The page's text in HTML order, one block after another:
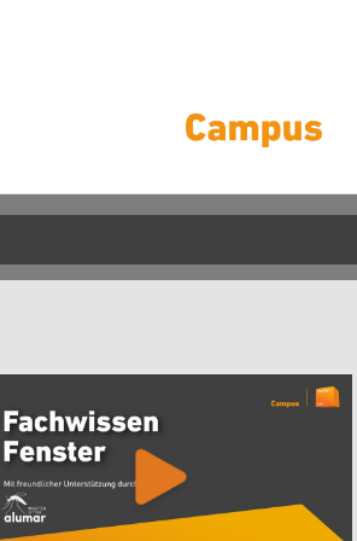
About (Text with Image) überspringen